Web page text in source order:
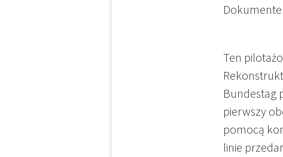
Ten
Bundestag
pierwszy
pomocą
linie